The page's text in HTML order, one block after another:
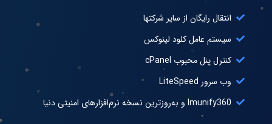
انتقال رایگان از سایر شرکتها
سیستم عامل کلود لینوکس
کنترل پنل محبوب cPanel
وب سرور LiteSpeed
Imunify360 و به‌روزترین نسخه نرم‌افزار‌های امنیتی دنیا